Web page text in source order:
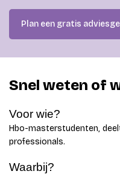
Plan een gratis
Snel weten of
Voor wie?
Hbo-masterstudenten,
professionals.
Waarbij?